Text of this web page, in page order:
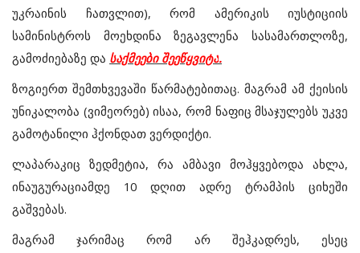
უკრაინის
ჩათვლით), რომ ამერიკის
იუსტიციის
სამინისტროს
მოეხდინა ზეგავლენა სასამართლოზე,
გამოძიებაზე და საქმეები შეეწყვიტა.
ზოგიერთ შემთხვევაში წარმატებითაც. მაგრამ ამ ქეისის
უნიკალობა (ვიმეორებ)ისაა,რომ ნაფიც მსაჯულებს უკვე
გამოტანილი ჰქონდათ ვერდიქტი.
ლაპარაკიც ზედმეტია, რა ამბავი მოჰყვებოდა ახლა,
ინაუგურაციამდე 10 დღით ადრე ტრამპის
ციხეში
გაშვებას.
მაგრამ
ჯარიმაც რომ არ შეჰკადრეს,ესეც